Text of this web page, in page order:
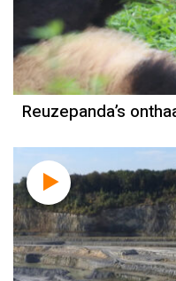
Reuzepanda’s